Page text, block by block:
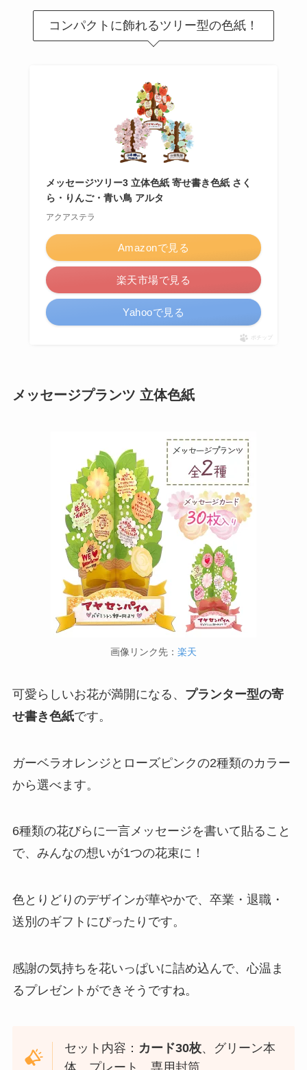
コンパクトに飾れるツリー型の色紙！
メッセージツリー3 立体色紙 寄せ書き色紙 さく
ら・りんご・青い鳥 アルタ
アクアステラ
Amazonで見る
楽天市場で見る
Yahooで見る
ポチップ
メッセージプランツ 立体色紙
画像リンク先： 楽天
可愛らしいお花が満開になる、 プランター型の寄
せ書き色紙です。
ガーベラオレンジとローズピンクの2種類のカラー
から選べます。
6種類の花びらに一言メッセージを書いて貼ること
で、みんなの想いが1つの花束に！
色とりどりのデザインが華やかで、卒業・退職・
送別のギフトにぴったりです。
感謝の気持ちを花いっぱいに詰め込んで、心温ま
るプレゼントができそうですね。
セット内容： カード30枚、グリーン本
体、プレート、専用封筒